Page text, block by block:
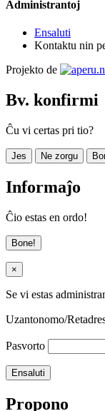
Administrantoj
Ensaluti
Kontaktu nin
Projekto de
Bv. konfirmi
Ĉu vi certas pri tio?
Jes Ne zorgu
Informaĵo
Ĉio estas en ordo!
Bone!
×
Se vi estas
Uzantonomo/
Pasvorto
Propono